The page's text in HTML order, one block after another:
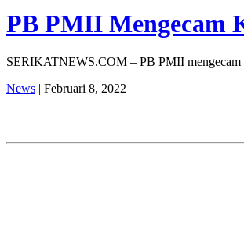
PB PMII Mengecam
SERIKATNEWS.COM – PB PMII mengecam
News | Februari 8, 2022